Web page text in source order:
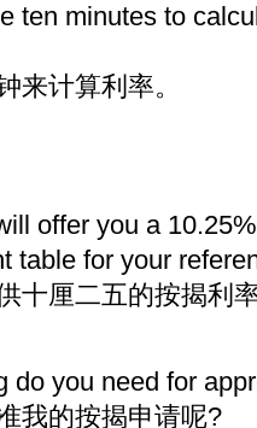
ten minutes to
来计算利率。
offer you a
table for your
十厘二五的按揭利
do you need for
我的按揭申请呢?